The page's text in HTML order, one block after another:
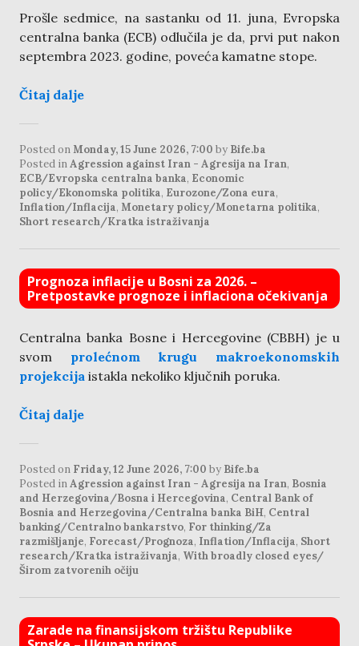
Prošle sedmice, na sastanku od 11. juna, Evropska
centralna banka (ECB) odlučila je da, prvi put nakon
septembra 2023. godine, poveća kamatne stope.
Čitaj dalje
Posted on Monday, 15 June 2026, 7:00 by Bife.ba
Posted inAgression against Iran - Agresija na Iran,
ECB/Evropska centralna banka, Economic
policy/Ekonomska politika, Eurozone/Zona eura,
Inflation/Inflacija, Monetary policy/Monetarna politika,
Short research/Kratka istraživanja
Prognoza inflacije u Bosni za 2026. –
Pretpostavke prognoze i inflaciona očekivanja
Centralna banka Bosne i Hercegovine (CBBH) je u
svom prolećnom krugu makroekonomskih
projekcija istakla nekoliko ključnih poruka.
Čitaj dalje
Posted on Friday, 12 June 2026, 7:00 by Bife.ba
Posted inAgression against Iran - Agresija na Iran, Bosnia
and Herzegovina/Bosna i Hercegovina, Central Bank of
Bosnia and Herzegovina/Centralna banka BiH, Central
banking/Centralno bankarstvo, For thinking/Za
razmišljanje, Forecast/Prognoza, Inflation/Inflacija, Short
research/Kratka istraživanja, With broadly closed eyes/
Širom zatvorenih očiju
Zarade na finansijskom tržištu Republike